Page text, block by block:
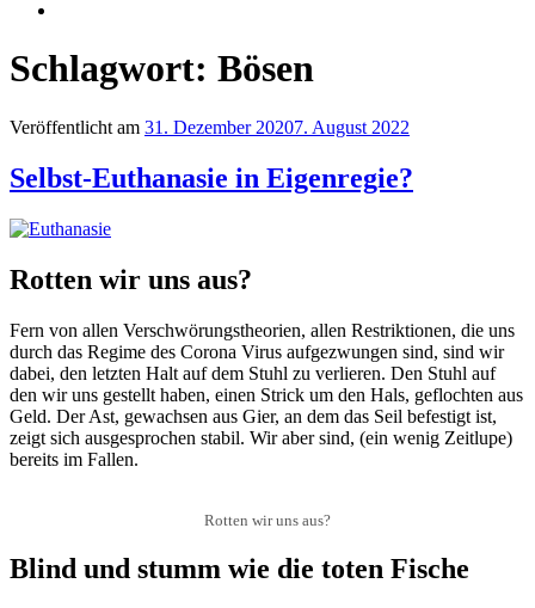
Schlagwort: Bösen
Veröffentlicht am 31. Dezember 20207. August 2022
Selbst-Euthanasie in Eigenregie?
Rotten wir uns aus?
Fern von allen Verschwörungstheorien, allen Restriktionen, die uns
durch das Regime des Corona Virus aufgezwungen sind, sind wir
dabei, den letzten Halt auf dem Stuhl zu verlieren. Den Stuhl auf
den wir uns gestellt haben, einen Strick um den Hals, geflochten aus
Geld. Der Ast, gewachsen aus Gier, an dem das Seil befestigt ist,
zeigt sich ausgesprochen stabil. Wir aber sind, (ein wenig Zeitlupe)
bereits im Fallen.
Rotten wir uns aus?
Blind und stumm wie die toten Fische